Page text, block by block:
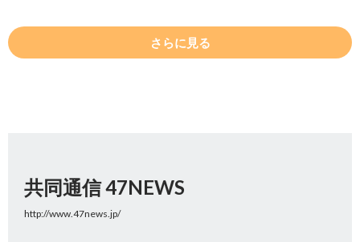
さらに見る
共同通信 47NEWS
http://www.47news.jp/